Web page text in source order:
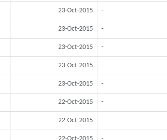
23-Oct-2015 -
23-Oct-2015 -
23-Oct-2015 -
23-Oct-2015 -
23-Oct-2015 -
22-Oct-2015 -
22-Oct-2015 -